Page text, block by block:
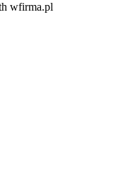
wfirma.pl